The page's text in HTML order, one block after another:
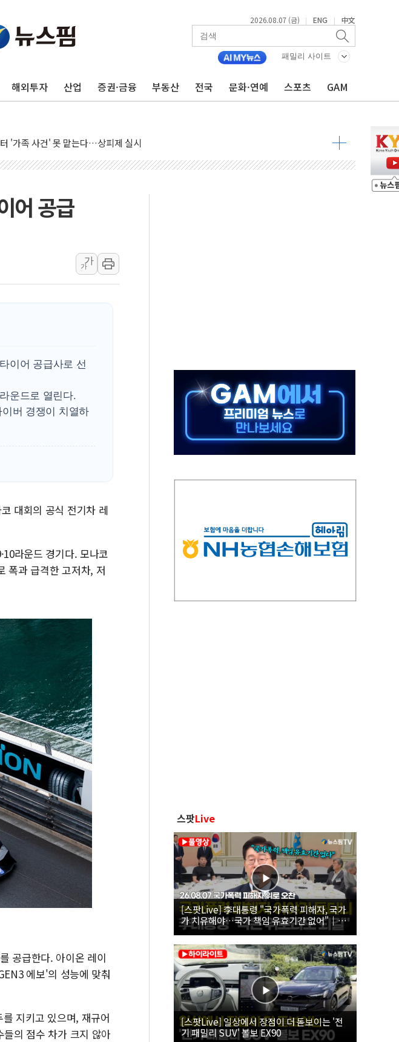
2026.08.07 (금) | ENG | 中文
패밀리 사이트
해외투자 산업 증권·금융 부동산 전국 문화·연예 스포츠 GAM
트코인 6만4000달러대 횡보…고래·ETF 매수에도 고유가·금리·입법 지연 '삼중 부담'
] 유동성 부진 지속, 강보합 마감...석유·가스주 올랐지만 빈그룹이 상쇄
전력수요 역대 최고치 경신…한낮 총수요 104.3GW 기록
멘 정부군과 사우디 동시 공격… 위기 고조되는 또 다른 중동 화약고
'가족 사건' 못 맡는다…상피제 실시
, 포스코인터·DX 지분 일부 매각
서울 등 폭염중대경보 해제…누적 온열질환자 2872명
재현 안돼"...李 부동산 세제안에 與 내부서 '총선·대선 직격탄' 우려
집주인에게 흉기 휘두른 30대 세입자…경찰, 현행범 체포
영업이익 30억원
10일 거래 재개…"재무구조 개편"
디엑솜과 美 암 진단 분야 독점 라이선스 계약"
, 육군 3군단과 군 장병 금융교육·전역 지원 협약
어 공급
가
가
이어 공급사로 선
운드로 열린다.
버 경쟁이 치열하
대회의 공식 전기차 레
라운드 경기다. 모나코
폭과 급격한 고저차, 저
공급한다. 아이온 레이
에보'의 성능에 맞춰
지키고 있으며, 재규어
의 점수 차가 크지 않아
스팟Live
[스팟Live] 李대통령 "국가폭력 피해자, 국가
가 치유해야…국가 책임 유효기간 없어"｜
26.08.07 국가폭력 피해자 위로 오찬
[스팟Live] 일상에서 장점이 더 돋보이는 '전
기 패밀리 SUV' 볼보 EX90